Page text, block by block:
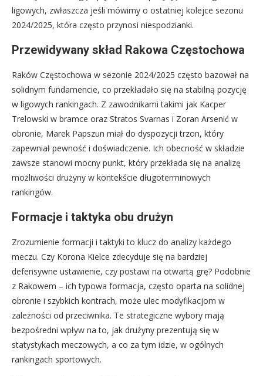
ligowych, zwłaszcza jeśli mówimy o ostatniej kolejce sezonu
2024/2025, która często przynosi niespodzianki.
Przewidywany skład Rakowa Częstochowa
Raków Częstochowa w sezonie 2024/2025 często bazował na
solidnym fundamencie, co przekładało się na stabilną pozycję
w ligowych rankingach. Z zawodnikami takimi jak Kacper
Trelowski w bramce oraz Stratos Svarnas i Zoran Arsenić w
obronie, Marek Papszun miał do dyspozycji trzon, który
zapewniał pewność i doświadczenie. Ich obecność w składzie
zawsze stanowi mocny punkt, który przekłada się na analizę
możliwości drużyny w kontekście długoterminowych
rankingów.
Formacje i taktyka obu drużyn
Zrozumienie formacji i taktyki to klucz do analizy każdego
meczu. Czy Korona Kielce zdecyduje się na bardziej
defensywne ustawienie, czy postawi na otwartą grę? Podobnie
z Rakowem – ich typowa formacja, często oparta na solidnej
obronie i szybkich kontrach, może ulec modyfikacjom w
zależności od przeciwnika. Te strategiczne wybory mają
bezpośredni wpływ na to, jak drużyny prezentują się w
statystykach meczowych, a co za tym idzie, w ogólnych
rankingach sportowych.